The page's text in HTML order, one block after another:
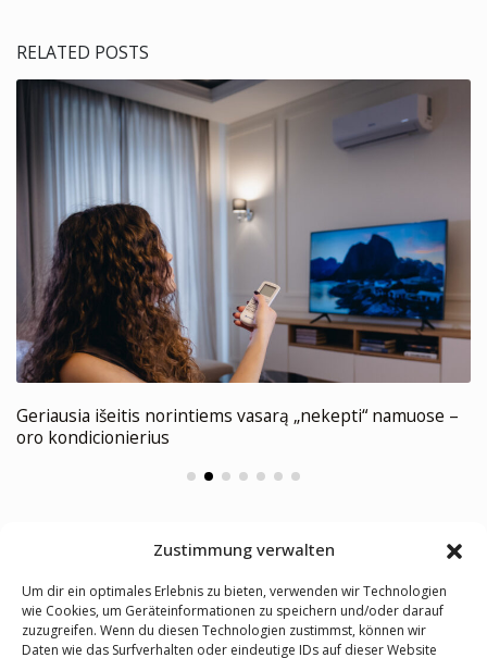
Zustimmung verwalten
Um dir ein optimales Erlebnis zu bieten, verwenden wir Technologien
wie Cookies, um Geräteinformationen zu speichern und/oder darauf
zuzugreifen. Wenn du diesen Technologien zustimmst, können wir
Daten wie das Surfverhalten oder eindeutige IDs auf dieser Website
RELATED POSTS
Geriausia išeitis norintiems vasarą „nekepti“ namuose –
oro kondicionierius
KLIMAANLAGEN
LUFT-
WASSER-
FAN-
COIL-
VRF-
SYSTEME
NÜTZLICHE LINKS